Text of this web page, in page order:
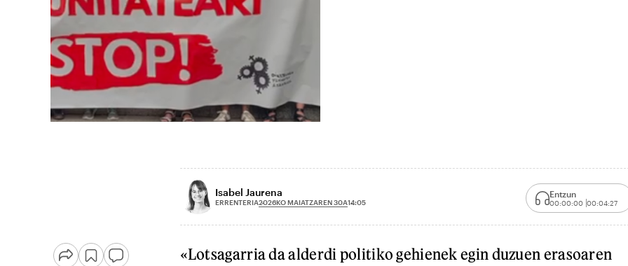
Isabel Jaurena
ERRENTERIA2026KO MAIATZAREN 30A14:05
Entzun
00:00:00 00:04:27
«Lotsagarria da alderdi politiko gehienek egin duzuen erasoaren